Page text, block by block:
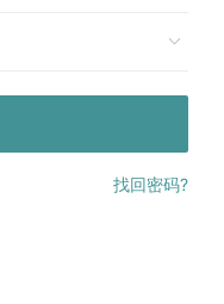
找回密码?